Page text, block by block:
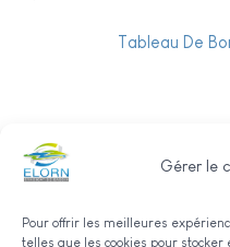
Gérer le
Pour offrir les meilleures
telles que les cookies pour
Tableau De